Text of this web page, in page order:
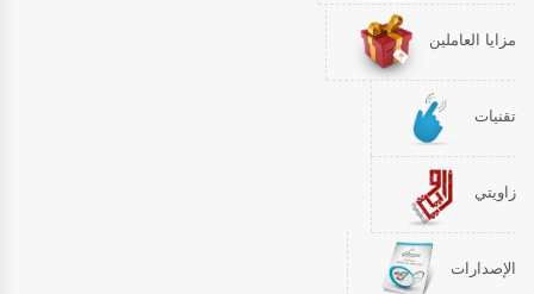
مزايا العاملين
تقنيات
زاويتي
الإصدارات